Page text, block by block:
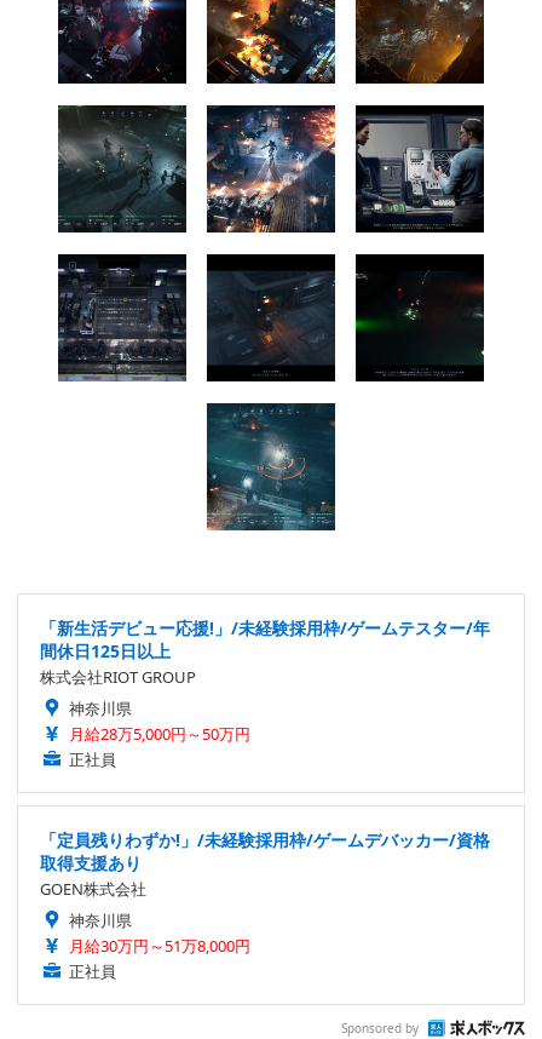
「新生活デビュー応援!」/未経験採用枠/ゲームテスター/年
間休日125日以上
株式会社RIOT GROUP
神奈川県
月給28万5,000円～50万円
正社員
「定員残りわずか!」/未経験採用枠/ゲームデバッカー/資格
取得支援あり
GOEN株式会社
神奈川県
月給30万円～51万8,000円
正社員
Sponsored by